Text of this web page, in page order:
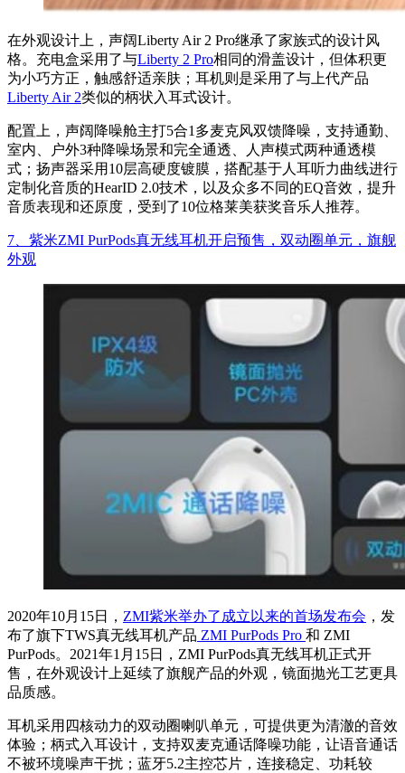
在外观设计上，声阔Liberty Air 2 Pro继承了家族式的设计风
格。充电盒采用了与Liberty 2 Pro相同的滑盖设计，但体积更
为小巧方正，触感舒适亲肤；耳机则是采用了与上代产品
Liberty Air 2类似的柄状入耳式设计。
配置上，声阔降噪舱主打5合1多麦克风双馈降噪，支持通勤、
室内、户外3种降噪场景和完全通透、人声模式两种通透模
式；扬声器采用10层高硬度镀膜，搭配基于人耳听力曲线进行
定制化音质的HearID 2.0技术，以及众多不同的EQ音效，提升
音质表现和还原度，受到了10位格莱美获奖音乐人推荐。
7、紫米ZMI PurPods真无线耳机开启预售，双动圈单元，旗舰
外观
2020年10月15日， ZMI紫米举办了成立以来的首场发布会 ，发
布了旗下TWS真无线耳机产品 ZMI PurPods Pro 和 ZMI
PurPods。2021年1月15日，ZMI PurPods真无线耳机正式开
售，在外观设计上延续了旗舰产品的外观，镜面抛光工艺更具
品质感。
耳机采用四核动力的双动圈喇叭单元，可提供更为清澈的音效
体验；柄式入耳设计，支持双麦克通话降噪功能，让语音通话
不被环境噪声干扰；蓝牙5.2主控芯片，连接稳定、功耗较